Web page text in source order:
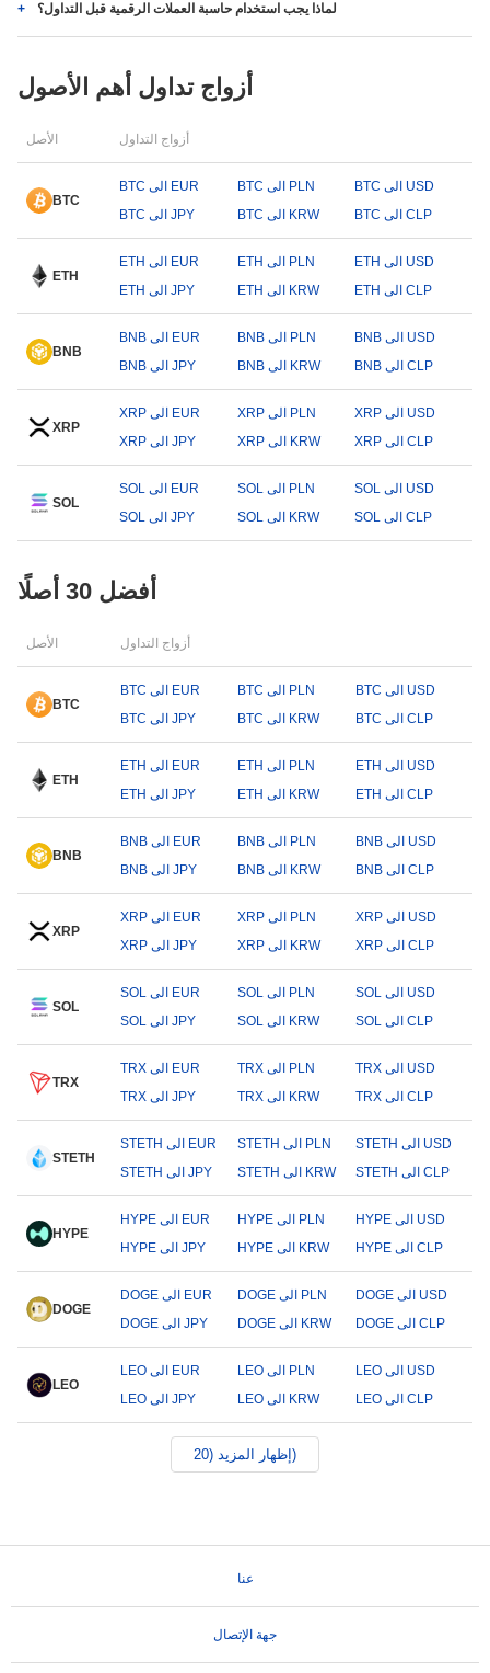
لماذا يجب استخدام حاسبة العملات الرقمية قبل التداول؟
أزواج تداول أهم الأصول
الأصل أزواج التداول
BTC
BTC الى EUR BTC الى PLN
BTC الى USD
BTC الى JPY
BTC الى KRW BTC الى CLP
ETH
ETH الى EUR ETH الى PLN
ETH الى USD
ETH الى JPY
ETH الى KRW ETH الى CLP
BNB
BNB الى EUR BNB الى PLN
BNB الى USD
BNB الى JPY
BNB الى KRW BNB الى CLP
XRP
XRP الى EUR XRP الى PLN
XRP الى USD
XRP الى JPY
XRP الى KRW XRP الى CLP
SOL
SOL الى EUR SOL الى PLN
SOL الى USD
SOL الى JPY
SOL الى KRW SOL الى CLP
أفضل 30 أصلًا
الأصل أزواج التداول
BTC
BTC الى EUR BTC الى PLN
BTC الى USD
BTC الى JPY
BTC الى KRW BTC الى CLP
ETH
ETH الى EUR ETH الى PLN
ETH الى USD
ETH الى JPY
ETH الى KRW ETH الى CLP
BNB
BNB الى EUR BNB الى PLN
BNB الى USD
BNB الى JPY
BNB الى KRW BNB الى CLP
XRP
XRP الى EUR XRP الى PLN
XRP الى USD
XRP الى JPY
XRP الى KRW XRP الى CLP
SOL
SOL الى EUR SOL الى PLN
SOL الى USD
SOL الى JPY
SOL الى KRW SOL الى CLP
TRX
TRX الى EUR TRX الى PLN
TRX الى USD
TRX الى JPY
TRX الى KRW TRX الى CLP
STETH
STETH الى EUR STETH الى PLN
STETH الى USD
STETH الى JPY
STETH الى KRW STETH الى CLP
HYPE
HYPE الى EUR HYPE الى PLN
HYPE الى USD
HYPE الى JPY
HYPE الى KRW HYPE الى CLP
DOGE
DOGE الى EUR DOGE الى PLN
DOGE الى USD
DOGE الى JPY
DOGE الى KRW DOGE الى CLP
LEO
LEO الى EUR LEO الى PLN
LEO الى USD
LEO الى JPY
LEO الى KRW LEO الى CLP
إظهار المزيد (20)
عنا
جهة الإتصال